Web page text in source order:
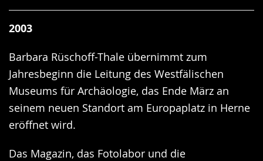
2003
Barbara Rüschoff-Thale übernimmt zum
Jahresbeginn die Leitung des Westfälischen
Museums für Archäologie, das Ende März an
seinem neuen Standort am Europaplatz in Herne
eröffnet wird.
Das Magazin, das Fotolabor und die